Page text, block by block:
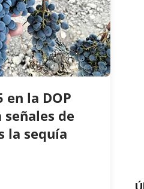
en la DOP
de
la sequía